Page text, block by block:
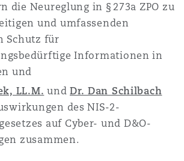
die Neureglung in § 273a ZPO zu
und umfassenden
Schutz für
Informationen in
und
LL.M. und Dr. Dan Schilbach
des NIS-2-
auf Cyber- und D&O-
zusammen.